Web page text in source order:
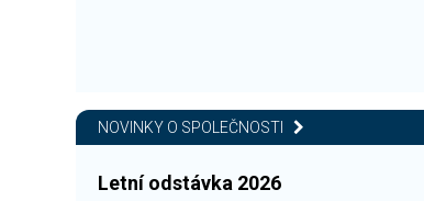
NOVINKY O SPOLEČNOSTI
Letní odstávka 2026